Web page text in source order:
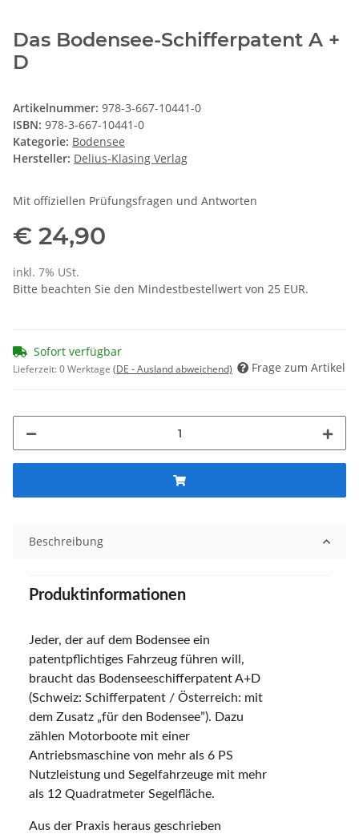
Das Bodensee-Schifferpatent A +
D
Artikelnummer: 978-3-667-10441-0
ISBN: 978-3-667-10441-0
Kategorie: Bodensee
Hersteller: Delius-Klasing Verlag
Mit offiziellen Prüfungsfragen und Antworten
€ 24,90
inkl. 7% USt.
Bitte beachten Sie den Mindestbestellwert von 25 EUR.
Sofort verfügbar
Lieferzeit:0 Werktage (DE - Ausland abweichend) Frage zum Artikel
Beschreibung
Produktinformationen
Jeder, der auf dem Bodensee ein
patentpflichtiges Fahrzeug führen will,
braucht das Bodenseeschifferpatent A+D
(Schweiz: Schifferpatent / Österreich: mit
dem Zusatz „für den Bodensee”). Dazu
zählen Motorboote mit einer
Antriebsmaschine von mehr als 6 PS
Nutzleistung und Segelfahrzeuge mit mehr
als 12 Quadratmeter Segelfläche.
Aus der Praxis heraus geschrieben